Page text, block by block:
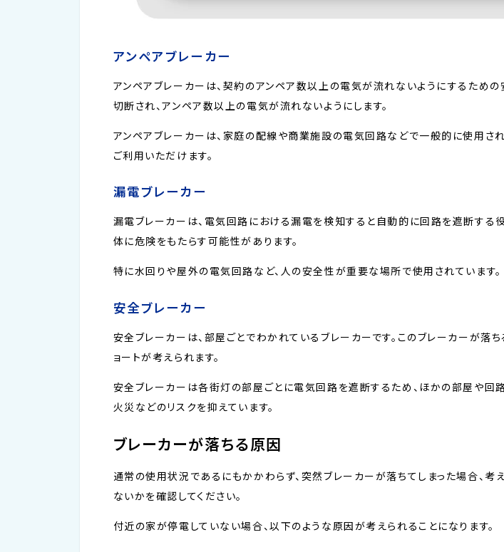
アンペアブレーカー
アンペアブレーカーは、契約のアンペア数以上の電気が流れないようにするため
切断され、アンペア数以上の電気が流れないようにします。
アンペアブレーカーは、家庭の配線や商業施設の電気回路などで一般的に使用さ
ご利用いただけます。
漏電ブレーカー
漏電ブレーカーは、電気回路における漏電を検知すると自動的に回路を遮断する
体に危険をもたらす可能性があります。
特に水回りや屋外の電気回路など、人の安全性が重要な場所で使用されています。
安全ブレーカー
安全ブレーカーは、部屋ごとでわかれているブレーカーです。このブレーカーが落
ョートが考えられます。
安全ブレーカーは各街灯の部屋ごとに電気回路を遮断するため、ほかの部屋や回
火災などのリスクを抑えています。
ブレーカーが落ちる原因
通常の使用状況であるにもかかわらず、突然ブレーカーが落ちてしまった場合、
ないかを確認してください。
付近の家が停電していない場合、以下のような原因が考えられることになります。